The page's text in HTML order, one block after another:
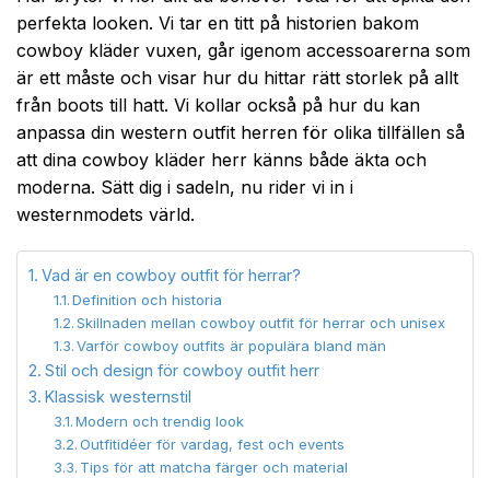
perfekta looken. Vi tar en titt på historien bakom
cowboy kläder vuxen, går igenom accessoarerna som
är ett måste och visar hur du hittar rätt storlek på allt
från boots till hatt. Vi kollar också på hur du kan
anpassa din western outfit herren för olika tillfällen så
att dina cowboy kläder herr känns både äkta och
moderna. Sätt dig i sadeln, nu rider vi in i
westernmodets värld.
Vad är en cowboy outfit för herrar?
Definition och historia
Skillnaden mellan cowboy outfit för herrar och unisex
Varför cowboy outfits är populära bland män
Stil och design för cowboy outfit herr
Klassisk westernstil
Modern och trendig look
Outfitidéer för vardag, fest och events
Tips för att matcha färger och material